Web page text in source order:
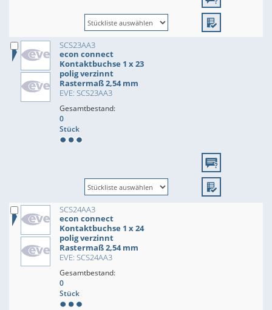
SCS23AA3
econ connect
Kontaktbuchse 1 x 23
polig verzinnt
Rastermaß 2,54 mm
EVE: SCS23AA3
Gesamtbestand:
0
Stück
SCS24AA3
econ connect
Kontaktbuchse 1 x 24
polig verzinnt
Rastermaß 2,54 mm
EVE: SCS24AA3
Gesamtbestand:
0
Stück